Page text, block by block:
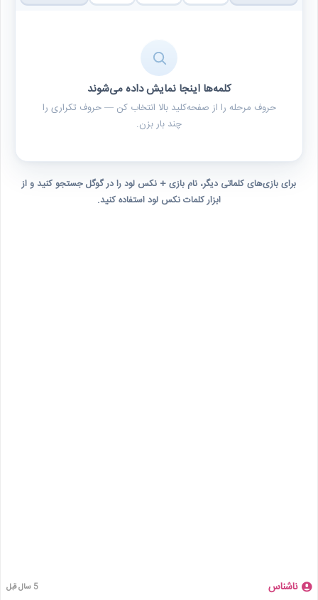
کلمه‌ها اینجا نمایش داده می‌شوند
حروف مرحله را از صفحه‌کلید بالا انتخاب کن — حروف تکراری را
چند بار بزن.
برای بازی‌های کلماتی دیگر، نام بازی + نکس لود را در گوگل جستجو کنید و از
ابزار کلمات نکس لود استفاده کنید.
ناشناس 5 سال قبل